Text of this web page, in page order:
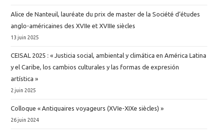
Alice de Nanteuil, lauréate du prix de master de la Société d’études
anglo-américaines des XVIIe et XVIIIe siècles
13 juin 2025
CEISAL 2025 : « Justicia social, ambiental y climática en América Latina
y el Caribe, los cambios culturales y las formas de expresión
artística »
2 juin 2025
Colloque « Antiquaires voyageurs (XVIe-XIXe siècles) »
26 juin 2024